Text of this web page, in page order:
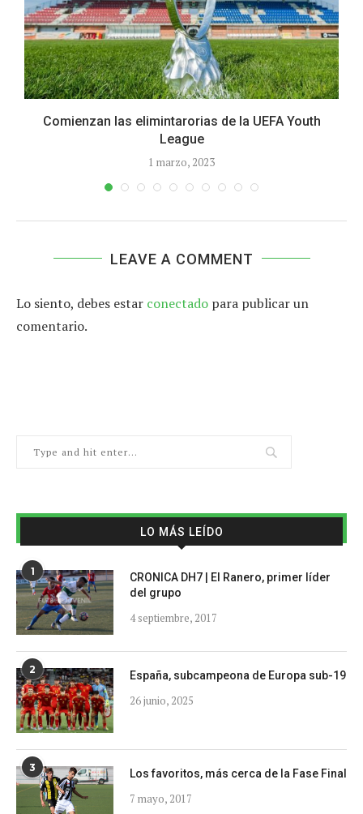
Comienzan las elimintarorias de la UEFA Youth
League
1 marzo, 2023
LEAVE A COMMENT
Lo siento, debes estar conectado para publicar un
comentario.
LO MÁS LEÍDO
1
CRONICA DH7 | El Ranero, primer líder
del grupo
4 septiembre, 2017
2 España, subcampeona de Europa sub-19
26 junio, 2025
3 Los favoritos, más cerca de la Fase Final
7 mayo, 2017